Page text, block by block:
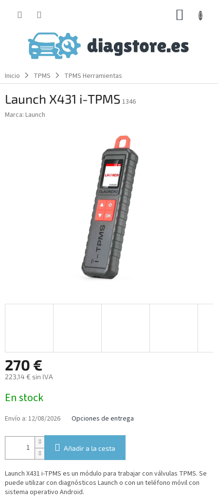
CESTA
Inicio TPMS TPMS Herramientas
Launch X431 i-TPMS 1346
Marca: Launch
270 €
223,14 € sin IVA
de
medida:
En stock
Envío a: 12/08/2026 Opciones de entrega
Añadir a la cesta
Launch X431 i-TPMS es un módulo para trabajar con válvulas TPMS. Se
puede utilizar con diagnósticos Launch o con un teléfono móvil con
sistema operativo Android.